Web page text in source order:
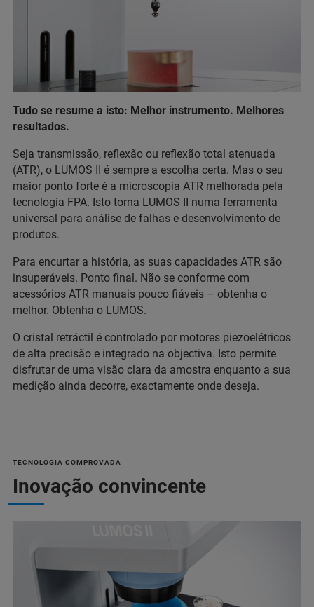
Tudo se resume a isto: Melhor instrumento. Melhores
resultados.
Seja transmissão, reflexão ou reflexão total atenuada
(ATR), o LUMOS II é sempre a escolha certa. Mas o seu
maior ponto forte é a microscopia ATR melhorada pela
tecnologia FPA. Isto torna LUMOS II numa ferramenta
universal para análise de falhas e desenvolvimento de
produtos.
Para encurtar a história, as suas capacidades ATR são
insuperáveis. Ponto final. Não se conforme com
acessórios ATR manuais pouco fiáveis – obtenha o
melhor. Obtenha o LUMOS.
O cristal retráctil é controlado por motores piezoelétricos
de alta precisão e integrado na objectiva. Isto permite
disfrutar de uma visão clara da amostra enquanto a sua
medição ainda decorre, exactamente onde deseja.
TECNOLOGIA COMPROVADA
Inovação convincente